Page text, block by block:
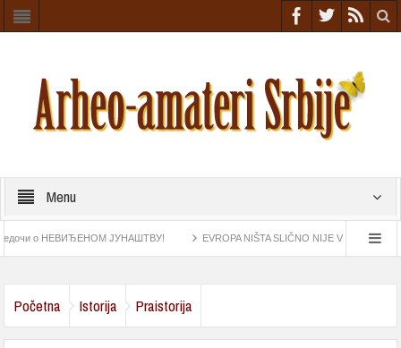
Menu
ЈУНАШТВУ! EVROPA NIŠTA SLIČNO NIJE VIDELA U Srbiji otkrivena
Početna Istorija Praistorija